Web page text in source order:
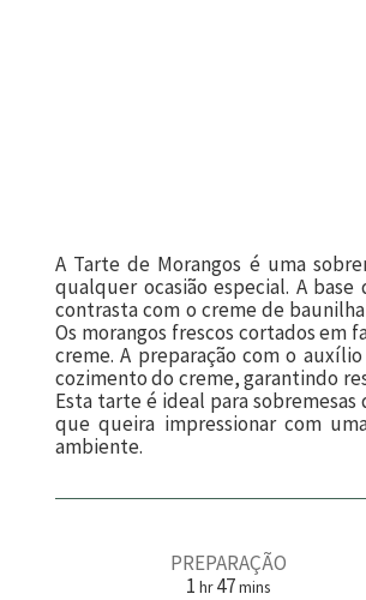
A Tarte de Morangos é uma
qualquer ocasião especial. A
contrasta com o creme de
Os morangos frescos cortados em
creme. A preparação com o
cozimento do creme, garantindo
Esta tarte é ideal para
que queira impressionar com
ambiente.
PREPARAÇÃO
1h
hr 47m
mins